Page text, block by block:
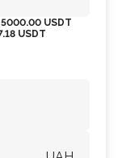
USDT
5000.00 USDT